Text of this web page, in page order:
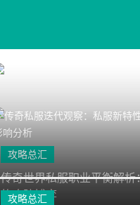
攻略总汇
传奇世界私服职业平衡解析
的攻防博弈
攻略总汇